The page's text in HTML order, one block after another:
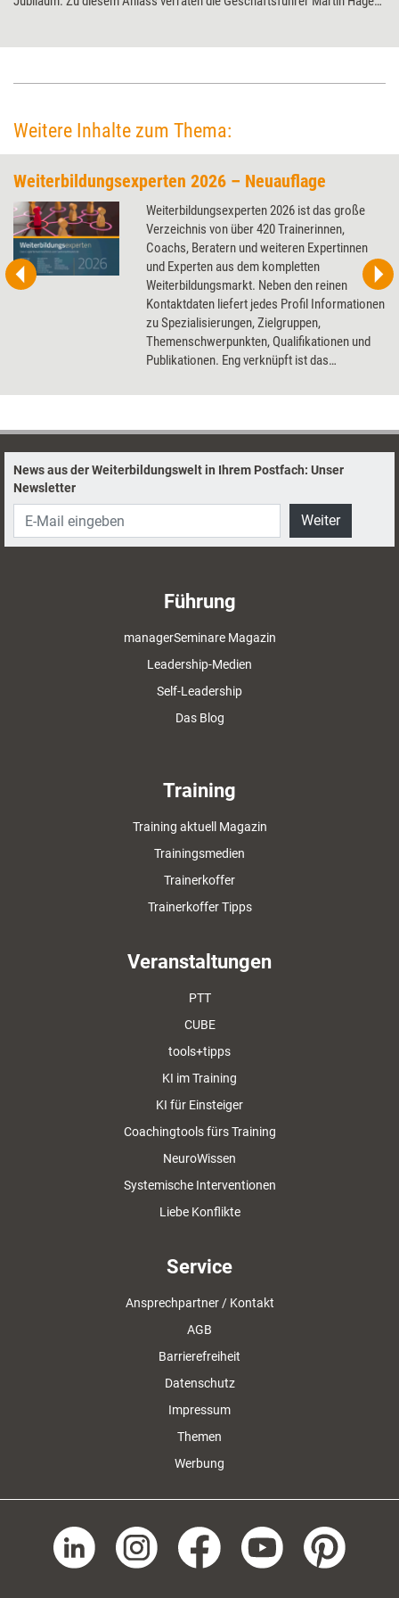
Weitere Inhalte zum Thema:
Weiterbildungsexperten 2026 – Neuauflage
Weiterbildungsexperten 2026 ist das große
Verzeichnis von über 420 Trainerinnen,
Coachs, Beratern und weiteren Expertinnen
und Experten aus dem kompletten
Weiterbildungsmarkt. Neben den reinen
Kontaktdaten liefert jedes Profil Informationen
zu Spezialisierungen, Zielgruppen,
Themenschwerpunkten, Qualifikationen und
Publikationen. Eng verknüpft ist das
Datenbank auf der Onlineplattform
Weiterbildungsprofis gelistet, teilweise mit
ausführlichen Arbeitsproben oder
Videopräsentationen. Mit diesem
finden Sie schnell passende Expertinnen und
Experten für jedes Anliegen im Bereich der
beruflichen Weiterbildung. Ideal als
News aus der Weiterbildungswelt in Ihrem Postfach: Unser
Newsletter
Weiter
Führung
managerSeminare Magazin
Leadership-Medien
Self-Leadership
Das Blog
Training
Training aktuell Magazin
Trainingsmedien
Trainerkoffer
Trainerkoffer Tipps
Veranstaltungen
PTT
CUBE
tools+tipps
KI im Training
KI für Einsteiger
Coachingtools fürs Training
NeuroWissen
Systemische Interventionen
Liebe Konflikte
Service
Ansprechpartner / Kontakt
AGB
Barrierefreiheit
Datenschutz
Impressum
Themen
Werbung